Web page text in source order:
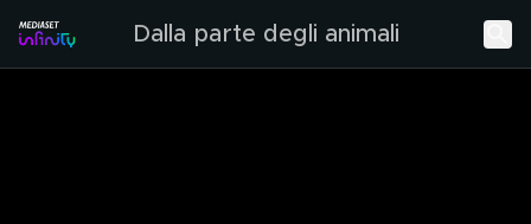
Dalla parte degli animali